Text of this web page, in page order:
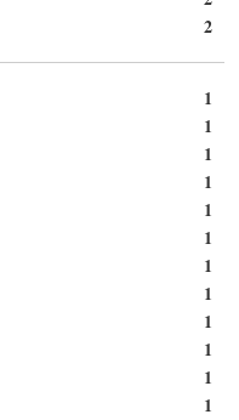
2
1
1
1
1
1
1
1
1
1
1
1
1